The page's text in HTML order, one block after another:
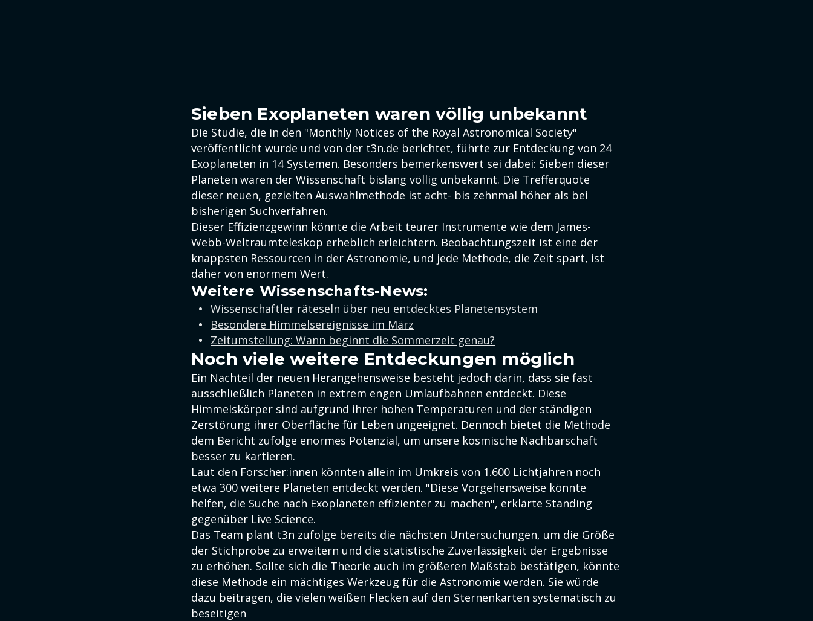
Sieben Exoplaneten waren völlig unbekannt
Die Studie, die in den "Monthly Notices of the Royal Astronomical Society"
veröffentlicht wurde und von der t3n.de berichtet, führte zur Entdeckung von 24
Exoplaneten in 14 Systemen. Besonders bemerkenswert sei dabei: Sieben dieser
Planeten waren der Wissenschaft bislang völlig unbekannt. Die Trefferquote
dieser neuen, gezielten Auswahlmethode ist acht- bis zehnmal höher als bei
bisherigen Suchverfahren.
Dieser Effizienzgewinn könnte die Arbeit teurer Instrumente wie dem James-
Webb-Weltraumteleskop erheblich erleichtern. Beobachtungszeit ist eine der
knappsten Ressourcen in der Astronomie, und jede Methode, die Zeit spart, ist
daher von enormem Wert.
Weitere Wissenschafts-News:
Wissenschaftler räteseln über neu entdecktes Planetensystem
Besondere Himmelsereignisse im März
Zeitumstellung: Wann beginnt die Sommerzeit genau?
Noch viele weitere Entdeckungen möglich
Ein Nachteil der neuen Herangehensweise besteht jedoch darin, dass sie fast
ausschließlich Planeten in extrem engen Umlaufbahnen entdeckt. Diese
Himmelskörper sind aufgrund ihrer hohen Temperaturen und der ständigen
Zerstörung ihrer Oberfläche für Leben ungeeignet. Dennoch bietet die Methode
dem Bericht zufolge enormes Potenzial, um unsere kosmische Nachbarschaft
besser zu kartieren.
Laut den Forscher:innen könnten allein im Umkreis von 1.600 Lichtjahren noch
etwa 300 weitere Planeten entdeckt werden. "Diese Vorgehensweise könnte
helfen, die Suche nach Exoplaneten effizienter zu machen", erklärte Standing
gegenüber Live Science.
Das Team plant t3n zufolge bereits die nächsten Untersuchungen, um die Größe
der Stichprobe zu erweitern und die statistische Zuverlässigkeit der Ergebnisse
zu erhöhen. Sollte sich die Theorie auch im größeren Maßstab bestätigen, könnte
diese Methode ein mächtiges Werkzeug für die Astronomie werden. Sie würde
dazu beitragen, die vielen weißen Flecken auf den Sternenkarten systematisch zu
beseitigen